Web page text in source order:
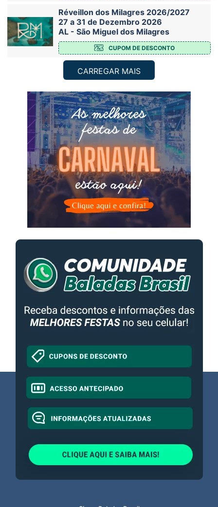
Réveillon dos Milagres 2026/2027
27 a 31 de Dezembro 2026
AL - São Miguel dos Milagres
CUPOM DE DESCONTO
CARREGAR MAIS